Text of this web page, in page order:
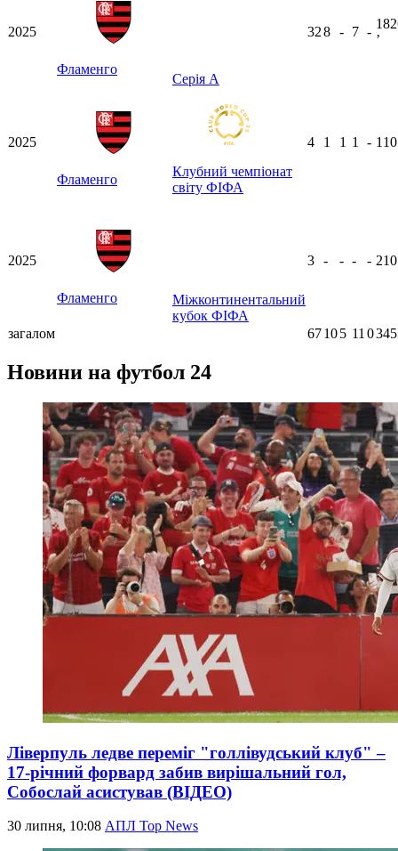
2025
Фламенго
Серія А
328 - 7 -
ʼ
2025
Фламенго
Клубний чемпіонат
світу ФІФА
4 1 1 1 -
2025
Фламенго
Міжконтинентальний
кубок ФІФА
3 - - - -
загалом 67105 11 0
Новини на футбол 24
Ліверпуль ледве переміг "голлівудський клуб" –
17-річний форвард забив вирішальний гол,
Собослай асистував (ВІДЕО)
30 липня, 10:08 АПЛ Top News